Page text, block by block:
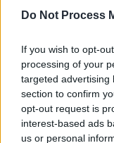
Do Not Process
If you wish to opt-
processing of your
targeted advertising
section to confirm
opt-out request is
interest-based ads
us or personal
régulière.
De plus, la sédentarité
dépression et
actif au quotidien pour